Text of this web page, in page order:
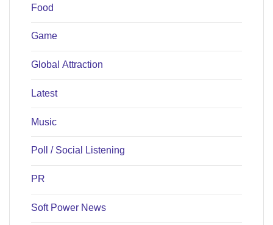
Food
Game
Global Attraction
Latest
Music
Poll / Social Listening
PR
Soft Power News